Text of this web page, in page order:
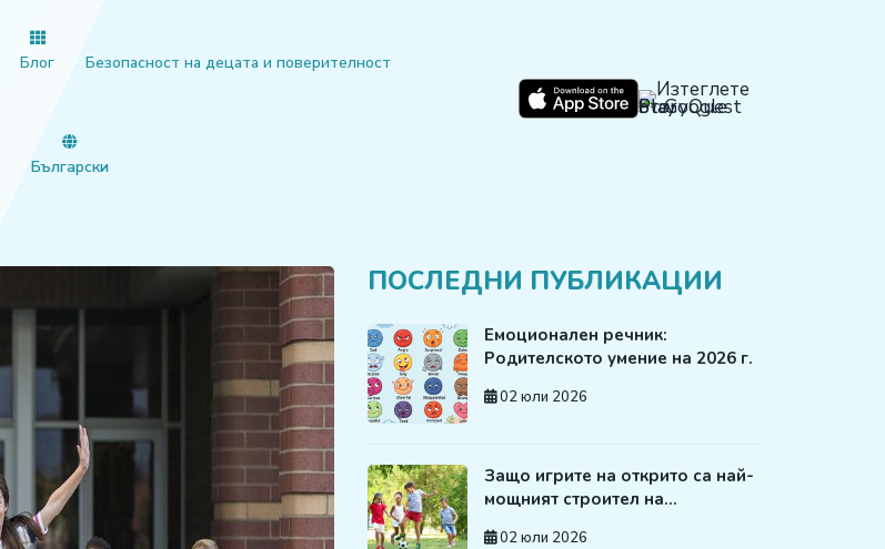
Блог Безопасност на децата и поверителност
Български
ПОСЛЕДНИ ПУБЛИКАЦИИ
Емоционален речник:
Родителското умение на 2026 г.
02 юли 2026
Защо игрите на открито са най-
мощният строител на…
02 юли 2026